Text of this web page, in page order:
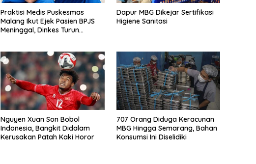
Praktisi Medis Puskesmas
Malang Ikut Ejek Pasien BPJS
Meninggal, Dinkes Turun
Dapur MBG Dikejar Sertifikasi
Higiene Sanitasi
Nguyen Xuan Son Bobol
Indonesia, Bangkit Didalam
Kerusakan Patah Kaki Horor
707 Orang Diduga Keracunan
MBG Hingga Semarang, Bahan
Konsumsi Ini Diselidiki